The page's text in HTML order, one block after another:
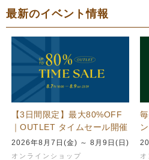
最新のイベント情報
【3日間限定】最大80%OFF
｜OUTLET タイムセール開催
2026年8月7日(金) ～ 8月9日(日)
オンラインショップ